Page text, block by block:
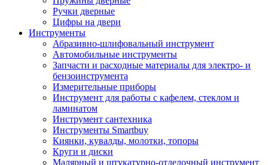
Ручки дверные
Цифры на двери
Инструменты
Абразивно-шлифовальный инструмент
Автомобильные инструменты
Запчасти и расходные материалы для электро- и
бензоинструмента
Измерительные приборы
Инструмент для работы с кафелем, стеклом и
ламинатом
Инструмент сантехника
Инструменты Smartbuy
Киянки, кувалды, молотки, топоры
Круги и диски
Малярный и штукатурно-отделочный инструмент